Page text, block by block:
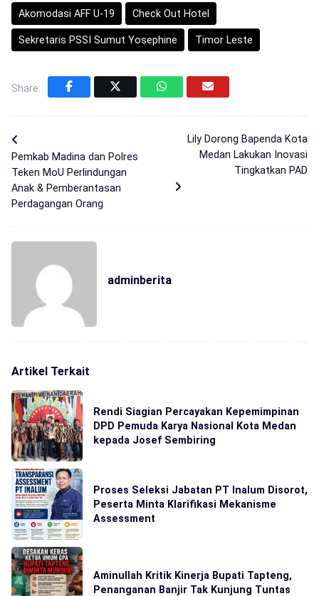
Akomodasi AFF U-19 Check Out Hotel
Sekretaris PSSI Sumut Yosephine Timor Leste
Share:
Pemkab Madina dan Polres
Teken MoU Perlindungan
Anak & Pemberantasan
Perdagangan Orang
Lily Dorong Bapenda Kota
Medan Lakukan Inovasi
Tingkatkan PAD
adminberita
Artikel Terkait
Rendi Siagian Percayakan Kepemimpinan
DPD Pemuda Karya Nasional Kota Medan
kepada Josef Sembiring
Proses Seleksi Jabatan PT Inalum Disorot,
Peserta Minta Klarifikasi Mekanisme
Assessment
Aminullah Kritik Kinerja Bupati Tapteng,
Penanganan Banjir Tak Kunjung Tuntas